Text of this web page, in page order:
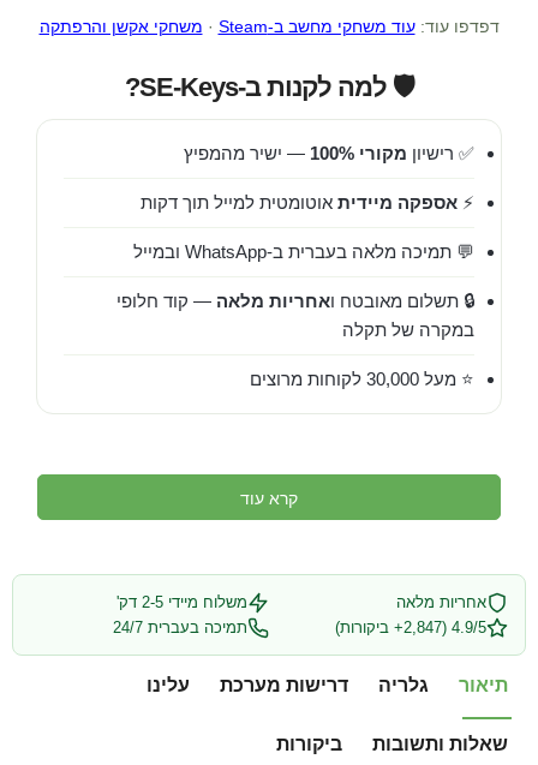
דפדפו עוד:עוד משחקי מחשב ב-Steam · משחקי אקשן והרפתקה
🛡️ למה לקנות ב-SE-Keys?
✅ רישיון מקורי 100% — ישיר מהמפיץ
⚡ אספקה מיידית אוטומטית למייל תוך דקות
💬 תמיכה מלאה בעברית ב-WhatsApp ובמייל
🔒 תשלום מאובטח ואחריות מלאה — קוד חלופי
במקרה של תקלה
⭐ מעל 30,000 לקוחות מרוצים
קרא עוד
אחריות מלאה
משלוח מיידי 2-5 דק'
4.9/5 (2,847+ ביקורות)
תמיכה בעברית 24/7
תיאור גלריה דרישות מערכת עלינו
שאלות ותשובות ביקורות